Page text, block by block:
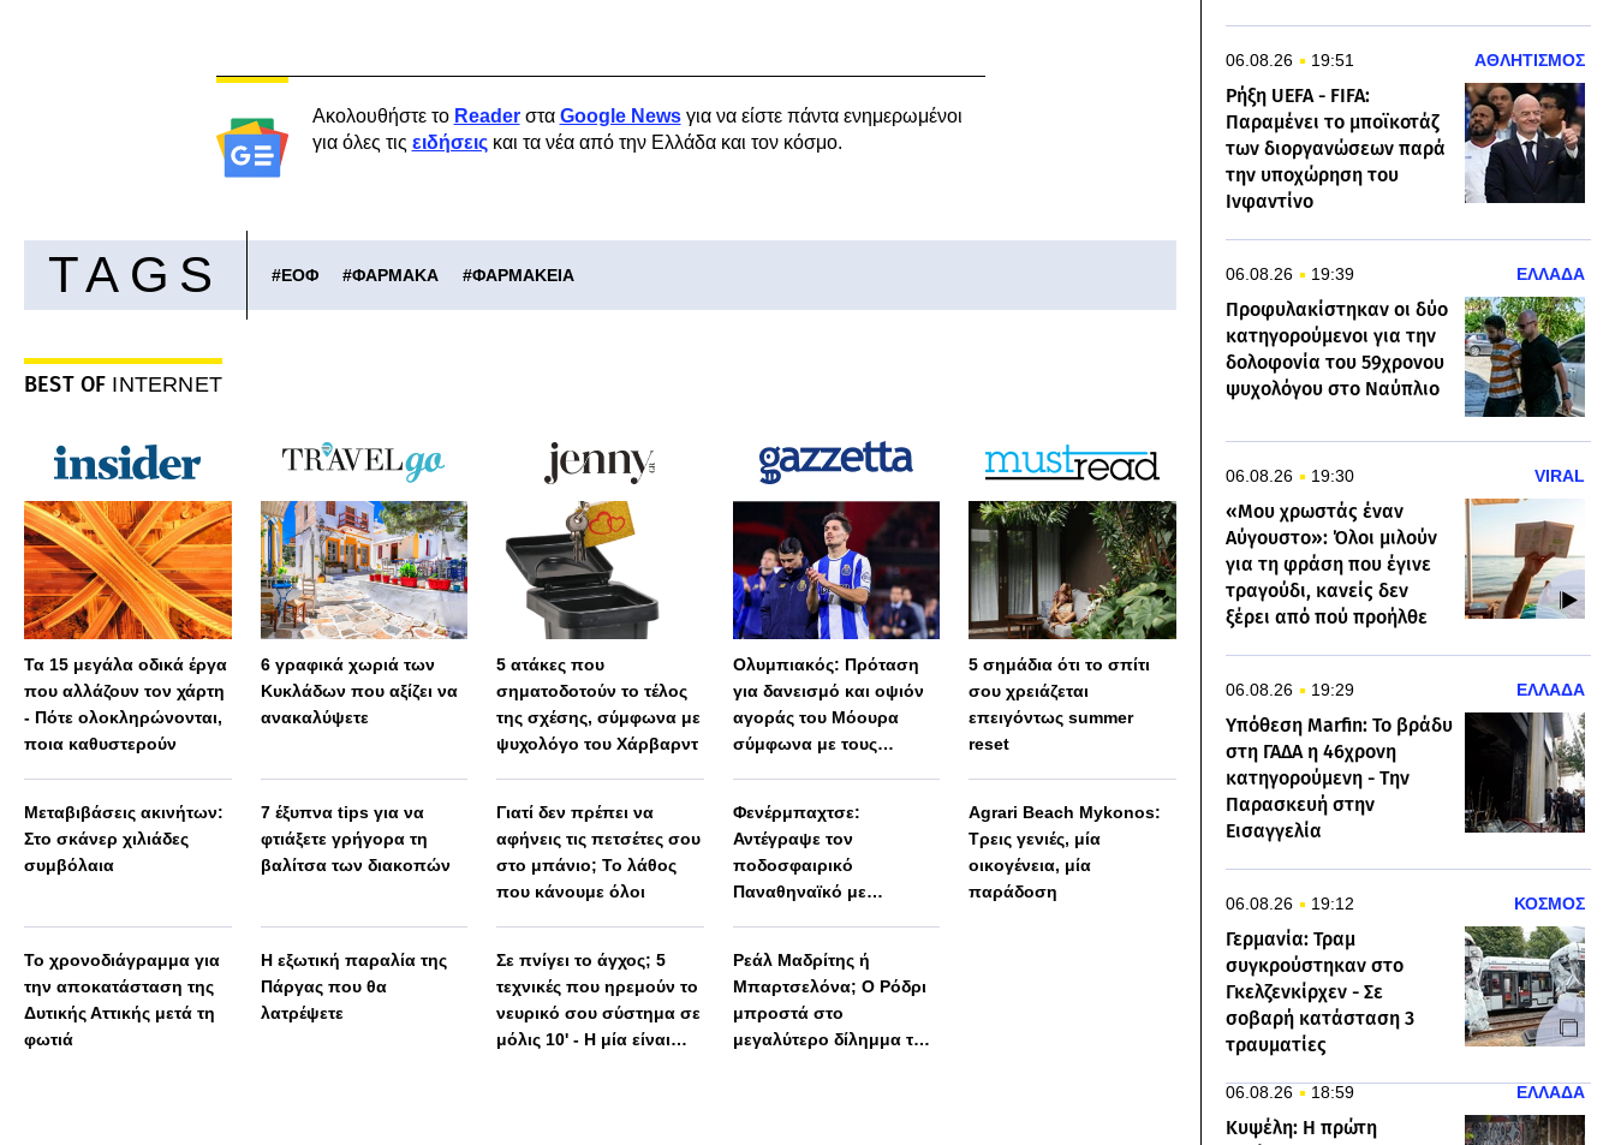
Ακολουθήστε το Readerστα Google Newsγια να είστε πάντα ενημερωμένοι
για όλες τις ειδήσειςκαι τα νέα από την Ελλάδα και τον κόσμο.
TAGS #ΕΟΦ #ΦΑΡΜΑΚΑ #ΦΑΡΜΑΚΕΙΑ
BEST OF INTERNET
Τα 15 μεγάλα οδικά έργα
που αλλάζουν τον χάρτη
- Πότε ολοκληρώνονται,
ποια καθυστερούν
Μεταβιβάσεις ακινήτων:
Στο σκάνερ χιλιάδες
συμβόλαια
Το χρονοδιάγραμμα για
την αποκατάσταση της
Δυτικής Αττικής μετά τη
φωτιά
6 γραφικά χωριά των
Κυκλάδων που αξίζει να
ανακαλύψετε
7 έξυπνα tips για να
φτιάξετε γρήγορα τη
βαλίτσα των διακοπών
Η εξωτική παραλία της
Πάργας που θα
λατρέψετε
5 ατάκες που
σηματοδοτούν το τέλος
της σχέσης, σύμφωνα με
ψυχολόγο του Χάρβαρντ
Γιατί δεν πρέπει να
αφήνεις τις πετσέτες σου
στο μπάνιο; Το λάθος
που κάνουμε όλοι
Σε πνίγει το άγχος; 5
τεχνικές που ηρεμούν το
νευρικό σου σύστημα σε
μόλις 10' - Η μία είναι
Ολυμπιακός: Πρόταση
για δανεισμό και οψιόν
αγοράς του Μόουρα
σύμφωνα με τους
Φενέρμπαχτσε:
Αντέγραψε τον
ποδοσφαιρικό
Παναθηναϊκό με
Ρεάλ Μαδρίτης ή
Μπαρτσελόνα; Ο Ρόδρι
μπροστά στο
μεγαλύτερο δίλημμα της
5 σημάδια ότι το σπίτι
σου χρειάζεται
επειγόντως summer
reset
Agrari Beach Mykonos:
Τρεις γενιές, μία
οικογένεια, μία
παράδοση
06.08.26 19:51 ΑΘΛΗΤΙΣΜΟΣ
Ρήξη UEFA - FIFA:
Παραμένει το μποϊκοτάζ
των διοργανώσεων παρά
την υποχώρηση του
Ινφαντίνο
06.08.26 19:39 ΕΛΛΑΔΑ
Προφυλακίστηκαν οι δύο
κατηγορούμενοι για την
δολοφονία του 59χρονου
ψυχολόγου στο Ναύπλιο
06.08.26 19:30 VIRAL
«Μου χρωστάς έναν
Αύγουστο»: Όλοι μιλούν
για τη φράση που έγινε
τραγούδι, κανείς δεν
ξέρει από πού προήλθε
06.08.26 19:29 ΕΛΛΑΔΑ
Υπόθεση Marfin: Το βράδυ
στη ΓΑΔΑ η 46χρονη
κατηγορούμενη - Την
Παρασκευή στην
Εισαγγελία
06.08.26 19:12 ΚΟΣΜΟΣ
Γερμανία: Τραμ
συγκρούστηκαν στο
Γκελζενκίρχεν - Σε
σοβαρή κατάσταση 3
τραυματίες
06.08.26 18:59 ΕΛΛΑΔΑ
Κυψέλη: Η πρώτη